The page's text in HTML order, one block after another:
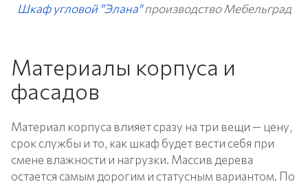
Шкаф угловой "Элана"производство Мебельград
Материалы корпуса и
фасадов
Материал корпуса влияет сразу на три вещи — цену,
срок службы и то, как шкаф будет вести себя при
смене влажности и нагрузки. Массив дерева
остается самым дорогим и статусным вариантом. По